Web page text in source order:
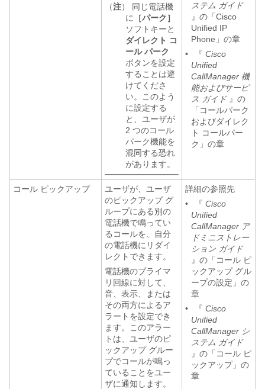
（注） 同じ電話機
に
［パーク］
ソフトキーと
ダイレクト コ
ール パーク
ボタンを設定
することは避
けてくださ
い。このよう
に設定する
と、ユーザが
2 つのコール
パーク機能を
混同する恐れ
があります。
ステム ガイド
』の「Cisco
Unified IP
Phone」の章
•
『 Cisco
Unified
CallManager 機
能およびサービ
ス ガイド』の
「コールパーク
およびダイレク
ト コールパー
ク」の章
コール ピックアップ
ユーザが、ユーザ
のピックアップ グ
ループにある別の
電話機で鳴ってい
るコールを、自分
の電話機にリダイ
レクトできます。
電話機のプライマ
リ回線に対して、
音、表示、または
その両方によるア
ラートを設定でき
ます。このアラー
トは、ユーザのピ
ックアップ グルー
プでコールが鳴っ
ていることをユー
ザに通知します。
詳細の参照先
•
『 Cisco
Unified
CallManager ア
ドミニストレー
ション ガイド
』の「コール ピ
ックアップ グル
ープの設定」の
章
•
『 Cisco
Unified
CallManager シ
ステム ガイド
』の「コール ピ
ックアップ」の
章